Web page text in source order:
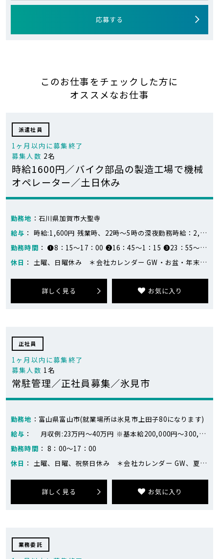
応募する
このお仕事をチェックした方に
オススメなお仕事
派遣社員
1ヶ月以内に募集終了
募集人数 2名
時給1600円／バイク部品の製造工場で機械
オペレーター／土日休み
勤務地 ：石川県加賀市大聖寺
給与 ： 時給:1,600円 残業時、22時～5時の深夜勤務時給：2,000円 月収例:28万円～29万円 ※283,500円～293,500円（21日稼働、残業なし～5時間の場合） 日勤：12,800円/日×7日＝89,600円 夕勤：13,700円/日×7日＝95,900円 夜勤：14,000円/日×7日＝98,000円 残業5時間＝2,000円×5時間＝10,000円 計：293,500円 ※目安です。
勤務時間 ： ❶8：15～17：00 ❷16：45～1：15 ❸23：55〜8：20 実働8時間／7時間45分／7時間40分（1週間毎の交代）
休日 ： 土曜、日曜休み ＊会社カレンダー GW・お盆・年末年始・長期休暇あり 月1～2回休日出勤あり（繁忙期により変動あり）
詳しく見る お気に入り
正社員
1ヶ月以内に募集終了
募集人数 1名
常駐管理／正社員募集／氷見市
勤務地 ：富山県富山市(就業場所は氷見市上田子80になります)
給与 ： 月収例:23万円～40万円 ※基本給200,000円～300,000円 労務管理手当35,000～100,000円（みなし残業20時間あり） ※年齢・経験・能力を考慮のうえ、決定します。 ※前年度実績 賞与年2回（7月・12月） 昇給年1回（4月）
勤務時間 ： 8：00～17：00
休日 ： 土曜、日曜、祝祭日休み ＊会社カレンダー GW、夏季、年末年始休暇など長期休みあり +アニバーサリー休暇+バースデー休暇
詳しく見る お気に入り
業務委託